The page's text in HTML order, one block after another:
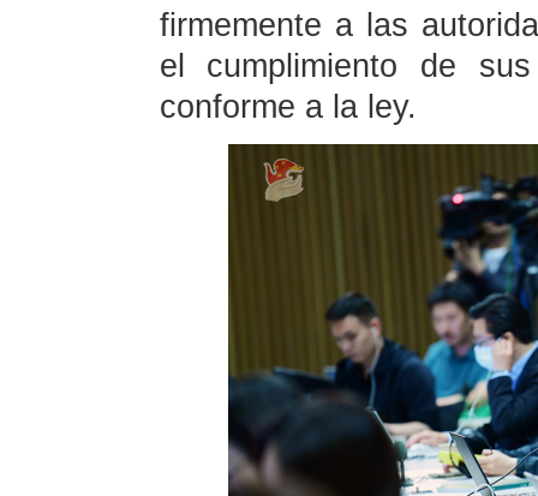
firmemente a las
el cumplimiento de
conforme a la ley.